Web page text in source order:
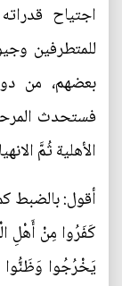
اجتياح
للمتطرفين
بعضهم، من
فستحدث
الأهلية ثُمَّ
أقول: بالضبط
كَفَرُوا مِنْ أَهْلِ
يَخْرُجُوا وَظَنُّوا